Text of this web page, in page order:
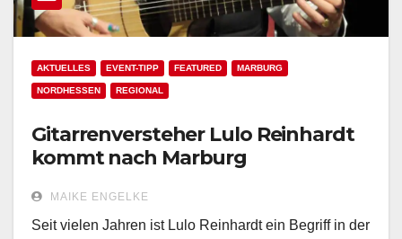
AKTUELLES EVENT-TIPP FEATURED MARBURG
NORDHESSEN REGIONAL
Gitarrenversteher Lulo Reinhardt
kommt nach Marburg
MAIKE ENGELKE
Seit vielen Jahren ist Lulo Reinhardt ein Begriff in der